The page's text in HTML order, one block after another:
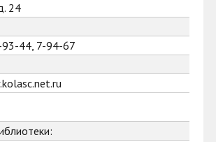
24
44, 7-94-67